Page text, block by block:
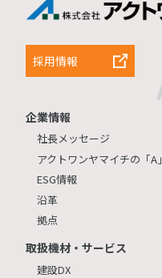
採用情報
企業情報
社長メッセージ
アクトワンヤマイチの「A」
ESG情報
沿革
拠点
取扱機材・サービス
建設DX